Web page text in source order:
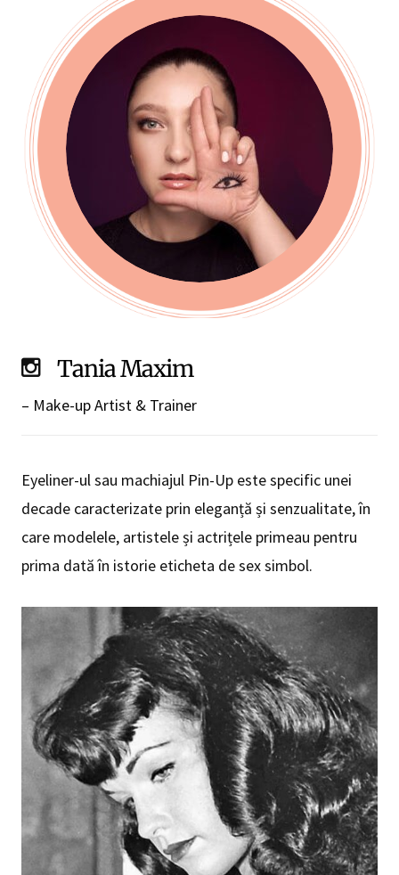
Tania Maxim
– Make-up Artist & Trainer
Eyeliner-ul sau machiajul Pin-Up este specific unei
decade caracterizate prin eleganță și senzualitate, în
care modelele, artistele și actrițele primeau pentru
prima dată în istorie eticheta de sex simbol.